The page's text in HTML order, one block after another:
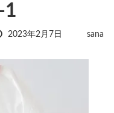
1
最
2023年2月7日 sana